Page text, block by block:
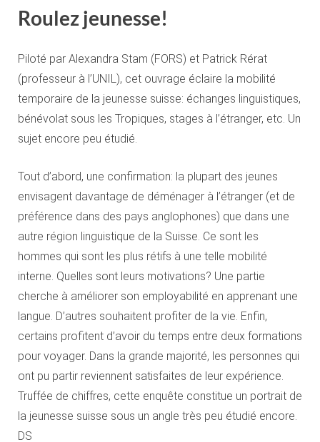
Roulez jeunesse!
Piloté par Alexandra Stam (FORS) et Patrick Rérat
(professeur à l’UNIL), cet ouvrage éclaire la mobilité
temporaire de la jeunesse suisse: échanges linguistiques,
bénévolat sous les Tropiques, stages à l’étranger, etc. Un
sujet encore peu étudié.
Tout d’abord, une confirmation: la plupart des jeunes
envisagent davantage de déménager à l’étranger (et de
préférence dans des pays anglophones) que dans une
autre région linguistique de la Suisse. Ce sont les
hommes qui sont les plus rétifs à une telle mobilité
interne. Quelles sont leurs motivations? Une partie
cherche à améliorer son employabilité en apprenant une
langue. D’autres souhaitent profiter de la vie. Enfin,
certains profitent d’avoir du temps entre deux formations
pour voyager. Dans la grande majorité, les personnes qui
ont pu partir reviennent satisfaites de leur expérience.
Truffée de chiffres, cette enquête constitue un portrait de
la jeunesse suisse sous un angle très peu étudié encore.
DS